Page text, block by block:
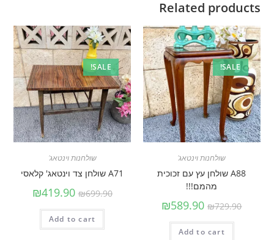
Related products
SALE!
שולחנות וינטאג'
A88 שולחן עץ עם זכוכית
מהמם!!!
₪729.90
₪589.90
Add to cart
SALE!
שולחנות וינטאג'
A71 שולחן צד וינטאג' קלאסי
₪699.90
₪419.90
Add to cart